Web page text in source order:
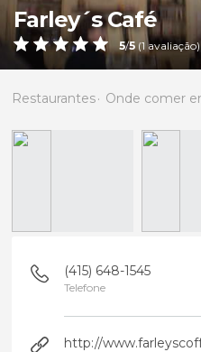
Farley´s Café
5/5(1 avaliação)
Restaurantes Onde comer
(415) 648-1545
Telefone